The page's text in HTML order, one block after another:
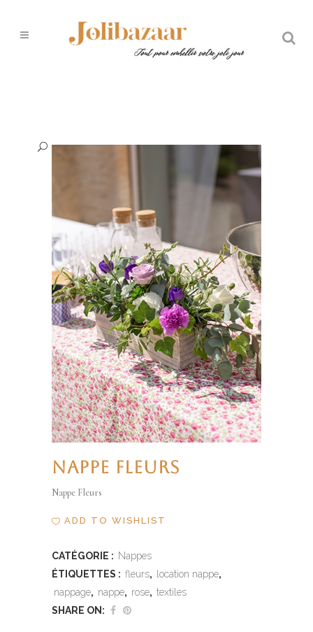
NAPPE FLEURS
Nappe Fleurs
ADD TO WISHLIST
CATÉGORIE : Nappes
ÉTIQUETTES : fleurs, location nappe,
nappage, nappe, rose, textiles
SHARE ON: